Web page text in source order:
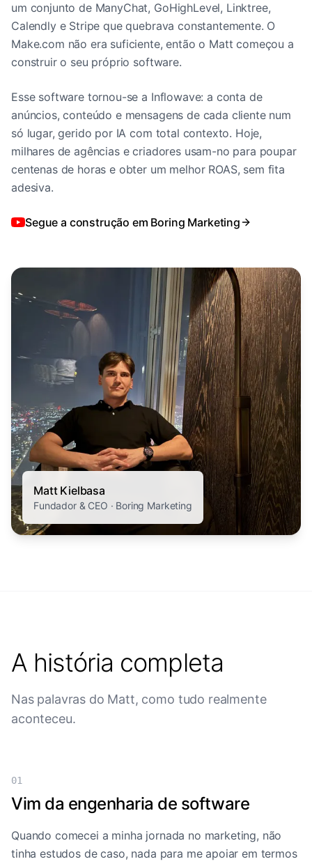
um conjunto de ManyChat, GoHighLevel, Linktree,
Calendly e Stripe que quebrava constantemente. O
Make.com não era suficiente, então o Matt começou a
construir o seu próprio software.
Esse software tornou-se a Inflowave: a conta de
anúncios, conteúdo e mensagens de cada cliente num
só lugar, gerido por IA com total contexto. Hoje,
milhares de agências e criadores usam-no para poupar
centenas de horas e obter um melhor ROAS, sem fita
adesiva.
Segue a construção em Boring Marketing
Matt Kielbasa
Fundador & CEO · Boring Marketing
A história completa
Nas palavras do Matt, como tudo realmente
aconteceu.
01
Vim da engenharia de software
Quando comecei a minha jornada no marketing, não
tinha estudos de caso, nada para me apoiar em termos